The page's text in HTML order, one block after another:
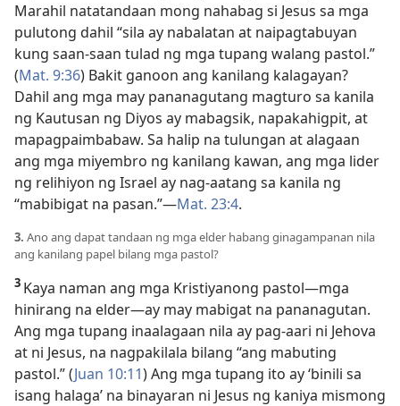
Marahil natatandaan mong nahabag si Jesus sa mga
pulutong dahil “sila ay nabalatan at naipagtabuyan
kung saan-saan tulad ng mga tupang walang pastol.”
(Mat. 9:36) Bakit ganoon ang kanilang kalagayan?
Dahil ang mga may pananagutang magturo sa kanila
ng Kautusan ng Diyos ay mabagsik, napakahigpit, at
mapagpaimbabaw. Sa halip na tulungan at alagaan
ang mga miyembro ng kanilang kawan, ang mga lider
ng relihiyon ng Israel ay nag-aatang sa kanila ng
“mabibigat na pasan.”—Mat. 23:4.
3. Ano ang dapat tandaan ng mga elder habang ginagampanan nila
ang kanilang papel bilang mga pastol?
3 Kaya naman ang mga Kristiyanong pastol—mga
hinirang na elder—ay may mabigat na pananagutan.
Ang mga tupang inaalagaan nila ay pag-aari ni Jehova
at ni Jesus, na nagpakilala bilang “ang mabuting
pastol.” (Juan 10:11) Ang mga tupang ito ay ‘binili sa
isang halaga’ na binayaran ni Jesus ng kaniya mismong